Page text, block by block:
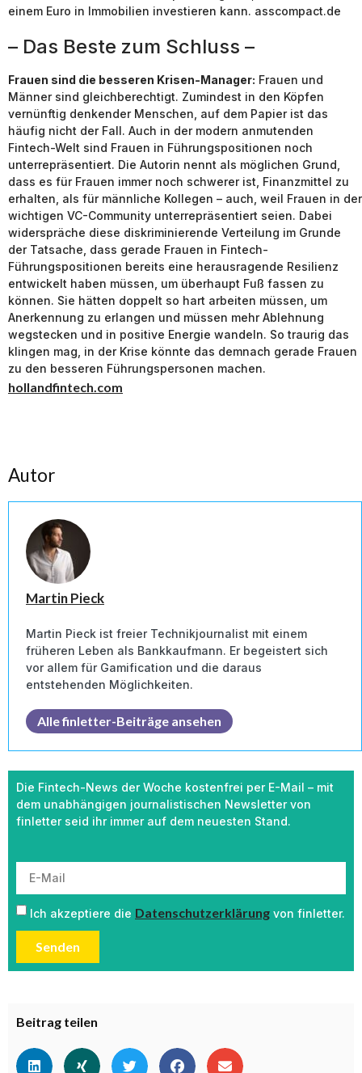
Die Fintech-News der Woche kostenfrei per E-Mail – mit
dem unabhängigen journalistischen Newsletter von
finletter seid ihr immer auf dem neuesten Stand.
Ich akzeptiere die Datenschutzerklärung von finletter.
Senden
Beitrag teilen
einem Euro in Immobilien investieren kann. asscompact.de
– Das Beste zum Schluss –
Frauen sind die besseren Krisen-Manager: Frauen und
Männer sind gleichberechtigt. Zumindest in den Köpfen
vernünftig denkender Menschen, auf dem Papier ist das
häufig nicht der Fall. Auch in der modern anmutenden
Fintech-Welt sind Frauen in Führungspositionen noch
unterrepräsentiert. Die Autorin nennt als möglichen Grund,
dass es für Frauen immer noch schwerer ist, Finanzmittel zu
erhalten, als für männliche Kollegen – auch, weil Frauen in der
wichtigen VC-Community unterrepräsentiert seien. Dabei
widerspräche diese diskriminierende Verteilung im Grunde
der Tatsache, dass gerade Frauen in Fintech-
Führungspositionen bereits eine herausragende Resilienz
entwickelt haben müssen, um überhaupt Fuß fassen zu
können. Sie hätten doppelt so hart arbeiten müssen, um
Anerkennung zu erlangen und müssen mehr Ablehnung
wegstecken und in positive Energie wandeln. So traurig das
klingen mag, in der Krise könnte das demnach gerade Frauen
zu den besseren Führungspersonen machen.
hollandfintech.com
Autor
Martin Pieck
Martin Pieck ist freier Technikjournalist mit einem
früheren Leben als Bankkaufmann. Er begeistert sich
vor allem für Gamification und die daraus
entstehenden Möglichkeiten.
Alle finletter-Beiträge ansehen